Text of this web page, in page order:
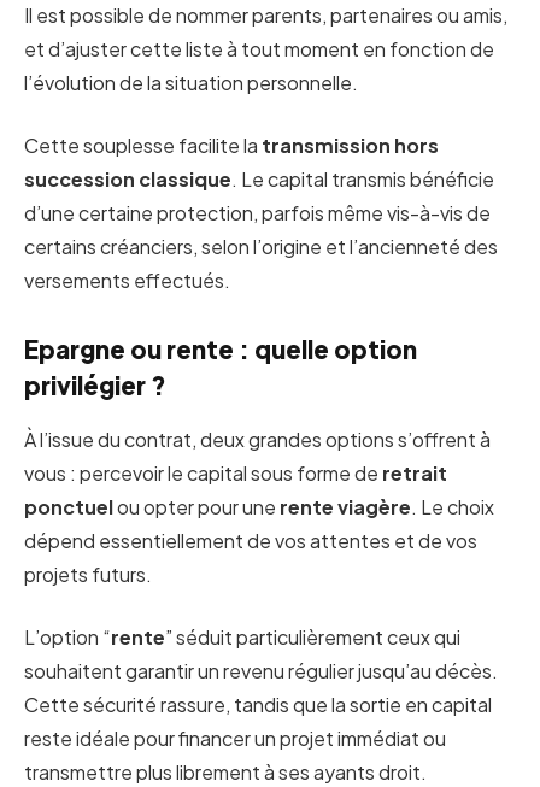
Il est possible de nommer parents, partenaires ou amis,
et d’ajuster cette liste à tout moment en fonction de
l’évolution de la situation personnelle.
Cette souplesse facilite la transmission hors
succession classique. Le capital transmis bénéficie
d’une certaine protection, parfois même vis-à-vis de
certains créanciers, selon l’origine et l’ancienneté des
versements effectués.
Epargne ou rente : quelle option
privilégier ?
À l’issue du contrat, deux grandes options s’offrent à
vous : percevoir le capital sous forme de retrait
ponctuelou opter pour une rente viagère. Le choix
dépend essentiellement de vos attentes et de vos
projets futurs.
L’option “rente” séduit particulièrement ceux qui
souhaitent garantir un revenu régulier jusqu’au décès.
Cette sécurité rassure, tandis que la sortie en capital
reste idéale pour financer un projet immédiat ou
transmettre plus librement à ses ayants droit.